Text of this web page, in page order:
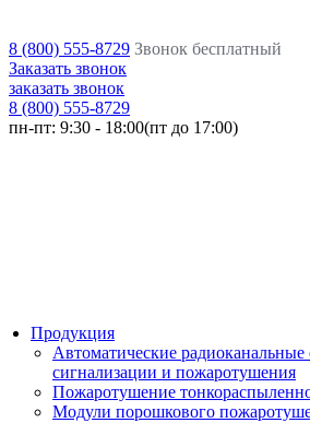
8 (800) 555-8729 Звонок бесплатный
Заказать звонок
заказать звонок
8 (800) 555-8729
пн-пт: 9:30 - 18:00(пт до 17:00)
Продукция
Автоматические
сигнализации и пожаротушения
Пожаротушение
Модули порошкового